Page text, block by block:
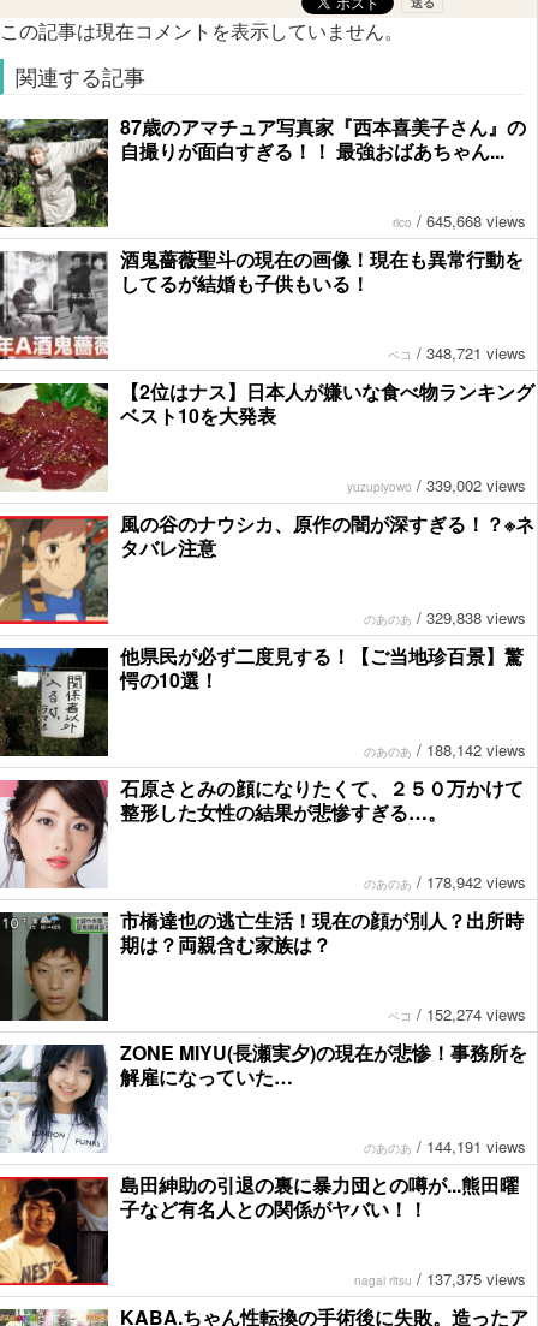
この記事は現在コメントを表示していません。
関連する記事
87歳のアマチュア写真家『西本喜美子さん』の
自撮りが面白すぎる！！ 最強おばあちゃん...
rico / 645,668 views
酒鬼薔薇聖斗の現在の画像！現在も異常行動を
してるが結婚も子供もいる！
ペコ / 348,721 views
【2位はナス】日本人が嫌いな食べ物ランキング
ベスト10を大発表
yuzupiyowo / 339,002 views
風の谷のナウシカ、原作の闇が深すぎる！？※ネ
タバレ注意
のあのあ / 329,838 views
他県民が必ず二度見する！【ご当地珍百景】驚
愕の10選！
のあのあ / 188,142 views
石原さとみの顔になりたくて、２５０万かけて
整形した女性の結果が悲惨すぎる…。
のあのあ / 178,942 views
市橋達也の逃亡生活！現在の顔が別人？出所時
期は？両親含む家族は？
ペコ / 152,274 views
ZONE MIYU(長瀬実夕)の現在が悲惨！事務所を
解雇になっていた…
のあのあ / 144,191 views
島田紳助の引退の裏に暴力団との噂が...熊田曜
子など有名人との関係がヤバい！！
nagai ritsu / 137,375 views
KABA.ちゃん性転換の手術後に失敗。造ったア